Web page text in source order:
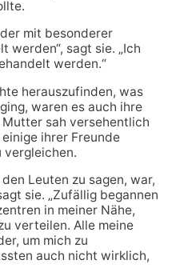
mit besonderer
werden“, sagt sie. „Ich
werden.“
herauszufinden, was
waren es auch ihre
Mutter sah versehentlich
einige ihrer Freunde
vergleichen.
Leuten zu sagen, war,
sie. „Zufällig begannen
in meiner Nähe,
verteilen. Alle meine
um mich zu
auch nicht wirklich,